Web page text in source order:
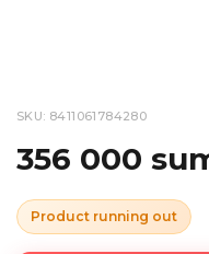
SKU: 8411061784280
356 000
Product running out